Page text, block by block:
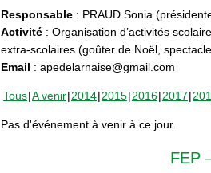
Responsable : PRAUD Sonia
Activité : Organisation d’activités
extra-scolaires (goûter de Noël,
Email : apedelarnaise@gmail.com
Tous A venir 2014 2015 2016 2017
Pas d'événement à venir à ce jour.
FEP